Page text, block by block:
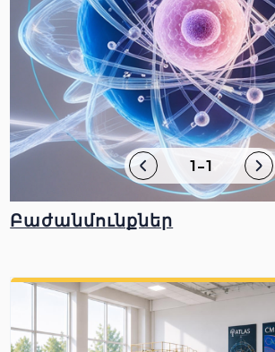
1-1
Բաժանմունքներ